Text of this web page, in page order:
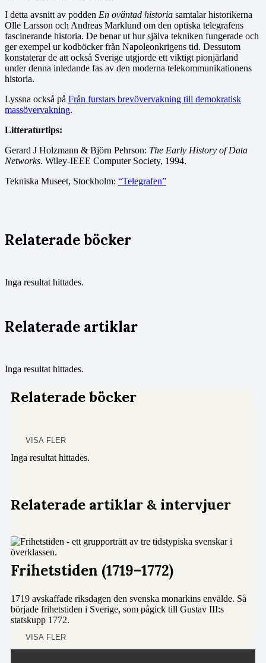
I detta avsnitt av podden En oväntad historia samtalar historikerna
Olle Larsson och Andreas Marklund om den optiska telegrafens
fascinerande historia. De benar ut hur själva tekniken fungerade och
ger exempel ur kodböcker från Napoleonkrigens tid. Dessutom
konstaterar de att också Sverige utgjorde ett viktigt pionjärland
under denna inledande fas av den moderna telekommunikationens
historia.
Lyssna också på Från furstars brevövervakning till demokratisk
massövervakning.
Litteraturtips:
Gerard J Holzmann & Björn Pehrson: The Early History of Data
Networks. Wiley-IEEE Computer Society, 1994.
Tekniska Museet, Stockholm: “Telegrafen”
Relaterade böcker
Inga resultat hittades.
Relaterade artiklar
Inga resultat hittades.
Relaterade böcker
VISA FLER
Inga resultat hittades.
Relaterade artiklar & intervjuer
Frihetstiden (1719–1772)
1719 avskaffade riksdagen den svenska monarkins envälde. Så
började frihetstiden i Sverige, som pågick till Gustav III:s
statskupp 1772.
VISA FLER